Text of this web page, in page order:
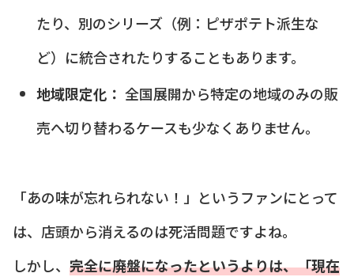
たり、別のシリーズ（例：ピザポテト派生な
ど）に統合されたりすることもあります。
地域限定化： 全国展開から特定の地域のみの販
売へ切り替わるケースも少なくありません。
「あの味が忘れられない！」というファンにとって
は、店頭から消えるのは死活問題ですよね。
しかし、 完全に廃盤になったというよりは、「現在